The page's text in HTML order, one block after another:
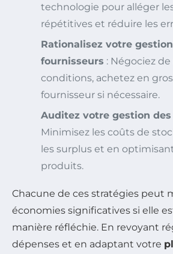
technologie pour alléger
répétitives et réduire les
Rationalisez votre
fournisseurs : Négociez
conditions, achetez en
fournisseur si nécessaire.
Auditez votre gestion des
Minimisez les coûts de
les surplus et en
produits.
Chacune de ces stratégies peut
économies significatives si elle
manière réfléchie. En revoyant
dépenses et en adaptant votre